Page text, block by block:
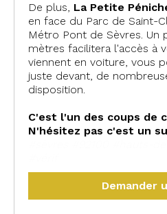
De plus, La Petite
en face du Parc de Saint-
Métro Pont de Sèvres. Un
mètres facilitera l'accès à
viennent en voiture, vous
juste devant, de
disposition.
C'est l'un des coups de
N'hésitez pas c'est un
Demander